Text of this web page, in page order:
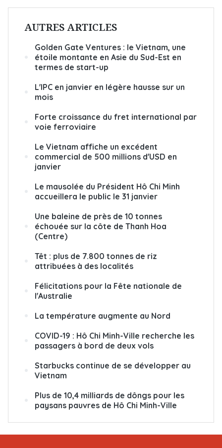
AUTRES ARTICLES
Golden Gate Ventures : le Vietnam, une
étoile montante en Asie du Sud-Est en
termes de start-up
L'IPC en janvier en légère hausse sur un
mois
Forte croissance du fret international par
voie ferroviaire
Le Vietnam affiche un excédent
commercial de 500 millions d'USD en
janvier
Le mausolée du Président Hô Chi Minh
accueillera le public le 31 janvier
Une baleine de près de 10 tonnes
échouée sur la côte de Thanh Hoa
(Centre)
Têt : plus de 7.800 tonnes de riz
attribuées à des localités
Félicitations pour la Fête nationale de
l'Australie
La température augmente au Nord
COVID-19 : Hô Chi Minh-Ville recherche les
passagers à bord de deux vols
Starbucks continue de se développer au
Vietnam
Plus de 10,4 milliards de dôngs pour les
paysans pauvres de Hô Chi Minh-Ville